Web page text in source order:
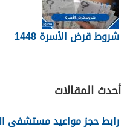
شروط قرض الأسرة 1448
أحدث المقالات
رابط حجز مواعيد مستشفى